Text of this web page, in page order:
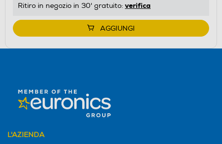
Ritiro in negozio in 30' gratuito: verifica
AGGIUNGI
L'AZIENDA